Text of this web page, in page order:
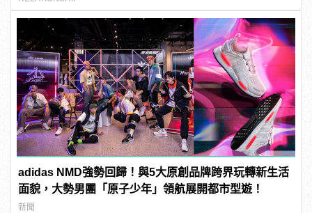
adidas NMD強勢回歸！與5大原創品牌跨界玩轉新生活
面貌，大勢男團「原子少年」領航展開都市型遊！
新聞